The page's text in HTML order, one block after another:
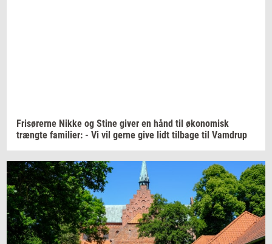
Fri­sø­rer­ne Nikke og Stine giver en hånd til øko­no­misk
træng­te fa­mi­li­er: - Vi vil gerne give lidt til­ba­ge til Vam­d­rup